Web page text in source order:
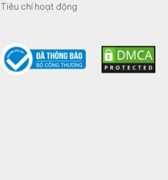
Tiêu chí hoạt động